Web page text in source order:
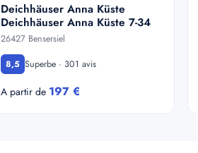
Deichhäuser Anna Küste
Deichhäuser Anna Küste 7-34
26427 Bensersiel
8,5 Superbe · 301 avis
A partir de 197 €